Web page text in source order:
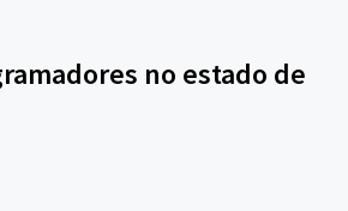
no estado de